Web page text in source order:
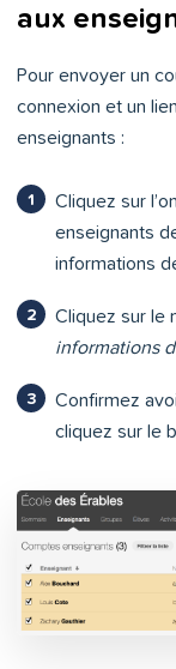
aux
Pour envoyer un
connexion et un
enseignants :
Cliquez sur
enseignants
informations
Cliquez sur le
informations
Confirmez
cliquez sur le